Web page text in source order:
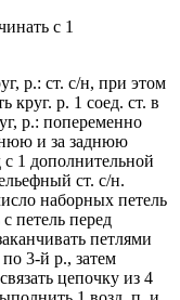
с 1
р.: ст. с/н, при этом
круг. р. 1 соед. ст. в
р.: попеременно
и за заднюю
с 1 дополнительной
ст. с/н.
наборных петель
петель перед
петлями
3-й р., затем
цепочку из 4